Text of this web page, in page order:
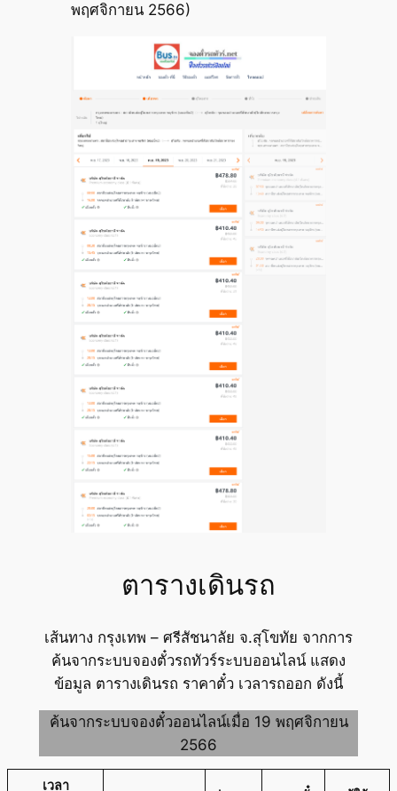
พฤศจิกายน 2566)
ตารางเดินรถ
เส้นทาง กรุงเทพ – ศรีสัชนาลัย จ.สุโขทัย จากการ
ค้นจากระบบจองตั๋วรถทัวร์ระบบออนไลน์ แสดง
ข้อมูล ตารางเดินรถ ราคาตั๋ว เวลารถออก ดังนี้
ค้นจากระบบจองตั๋วออนไลน์เมื่อ 19 พฤศจิกายน
2566
เวลา